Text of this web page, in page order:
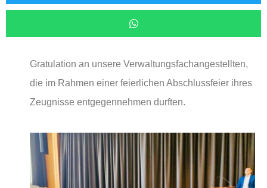
Gratulation an unsere Verwaltungsfachangestellten,
die im Rahmen einer feierlichen Abschlussfeier ihres
Zeugnisse entgegennehmen durften.